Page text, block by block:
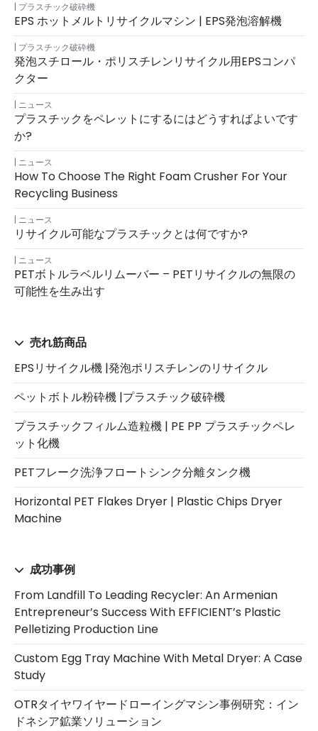
プラスチック破砕機
EPS ホットメルトリサイクルマシン | EPS発泡溶解機
プラスチック破砕機
発泡スチロール・ポリスチレンリサイクル用EPSコンパ
クター
ニュース
プラスチックをペレットにするにはどうすればよいです
か?
ニュース
How To Choose The Right Foam Crusher For Your
Recycling Business
ニュース
リサイクル可能なプラスチックとは何ですか?
ニュース
PETボトルラベルリムーバー – PETリサイクルの無限の
可能性を生み出す
売れ筋商品
EPSリサイクル機 |発泡ポリスチレンのリサイクル
ペットボトル粉砕機 |プラスチック破砕機
プラスチックフィルム造粒機 | PE PP プラスチックペレ
ット化機
PETフレーク洗浄フロートシンク分離タンク機
Horizontal PET Flakes Dryer | Plastic Chips Dryer
Machine
成功事例
From Landfill To Leading Recycler: An Armenian
Entrepreneur’s Success With EFFICIENT’s Plastic
Pelletizing Production Line
Custom Egg Tray Machine With Metal Dryer: A Case
Study
OTRタイヤワイヤードローイングマシン事例研究：イン
ドネシア鉱業ソリューション